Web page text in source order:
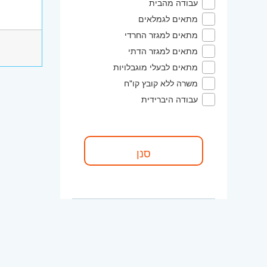
מתאים לגמלאים
מתאים למגזר החרדי
מתאים למגזר הדתי
מתאים לבעלי מוגבלויות
משרה ללא קובץ קו"ח
עבודה היברידית